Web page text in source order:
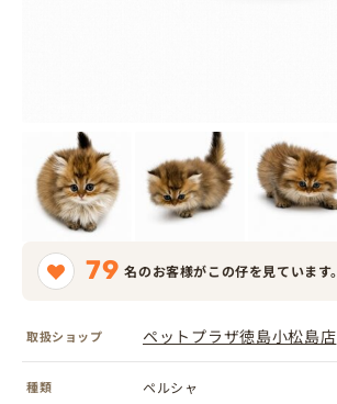
79 名のお客様がこの仔を見ています。
取扱ショップ ペットプラザ徳島小松島店
種類 ペルシャ